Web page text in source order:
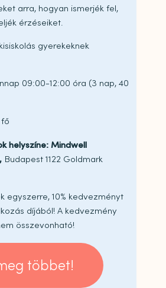
arra, hogyan ismerjék fel,
érzéseiket.
gyerekeknek
09:00-12:00 óra (3 nap, 40
fő
helyszíne: Mindwell
Budapest 1122 Goldmark
egyszerre, 10% kedvezményt
díjából! A kedvezmény
összevonható!
többet!